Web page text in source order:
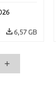
6,57 GB